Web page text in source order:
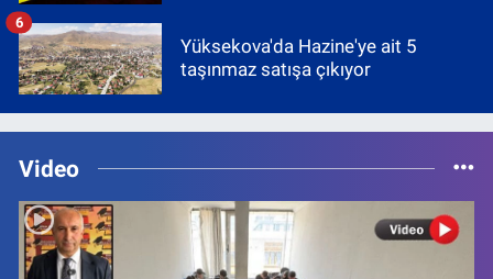
Yüksekova'da Hazine'ye ait 5
taşınmaz satışa çıkıyor
6
Video